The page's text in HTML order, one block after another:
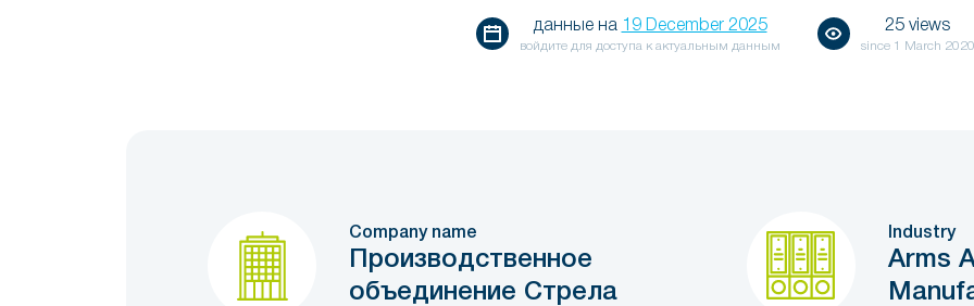
данные на 19 December 2025
войдите для доступа к актуальным данным
25 views
since 1 March 2020
Company name
Производственное
объединение Стрела
Industry
Arms